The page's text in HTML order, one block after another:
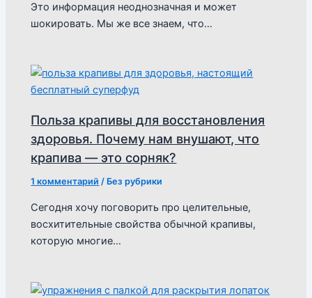
Это информация неоднозначная и может
шокировать. Мы же все знаем, что…
Польза крапивы для восстановления
здоровья. Почему нам внушают, что
крапива — это сорняк?
1 комментарий / Без рубрики
Сегодня хочу поговорить про целительные,
восхитительные свойства обычной крапивы,
которую многие…